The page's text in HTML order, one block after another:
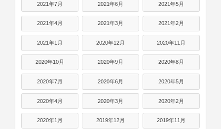
2021年7月 2021年6月 2021年5月
2021年4月 2021年3月 2021年2月
2021年1月 2020年12月 2020年11月
2020年10月 2020年9月 2020年8月
2020年7月 2020年6月 2020年5月
2020年4月 2020年3月 2020年2月
2020年1月 2019年12月 2019年11月